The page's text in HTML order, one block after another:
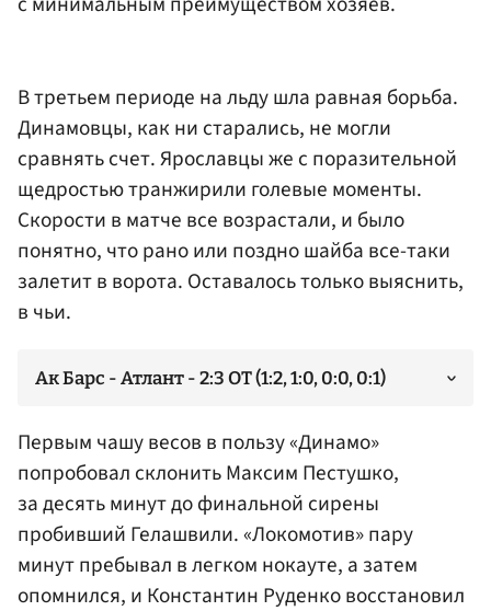
В третьем периоде на льду шла равная борьба.
Динамовцы, как ни старались, не могли
сравнять счет. Ярославцы же с поразительной
щедростью транжирили голевые моменты.
Скорости в матче все возрастали, и было
понятно, что рано или поздно шайба все-таки
залетит в ворота. Оставалось только выяснить,
в чьи.
Ак Барс - Атлант - 2:3 ОТ (1:2, 1:0, 0:0, 0:1)
Первым чашу весов в пользу «Динамо»
попробовал склонитьМаксим Пестушко,
за десять минут до финальной сирены
пробивший Гелашвили. «Локомотив» пару
минут пребывал в легком нокауте, а затем
опомнился, и Константин Руденковосстановил